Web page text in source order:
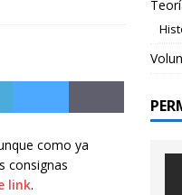
eficientización de
TEORÍA
como ya
consignas
link.